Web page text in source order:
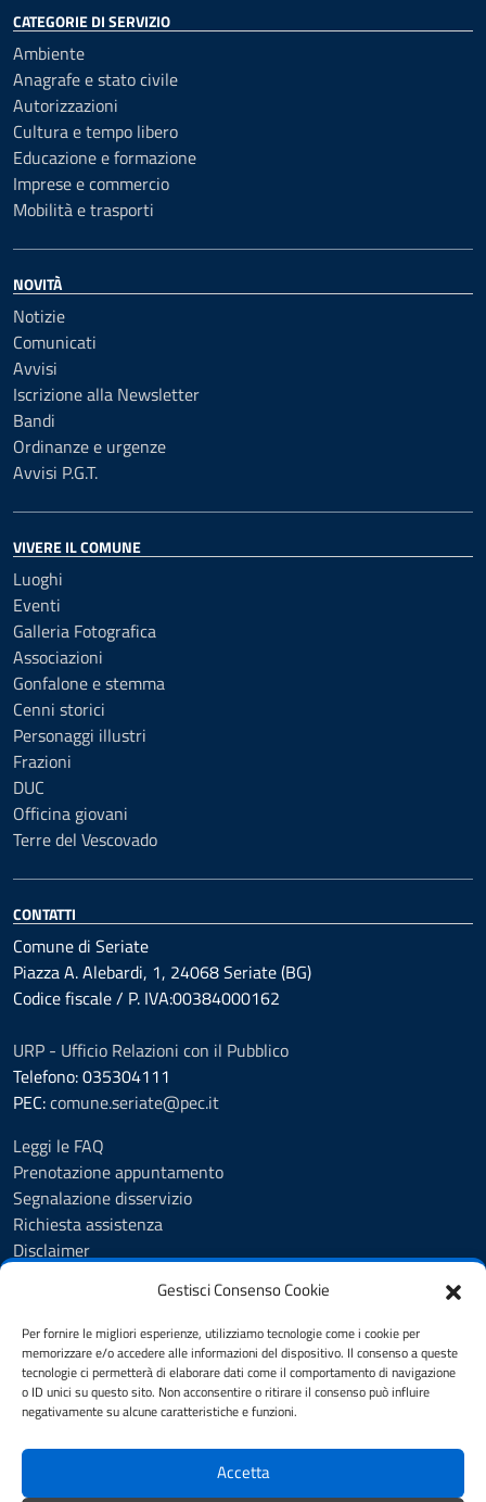
Gestisci Consenso Cookie
Per fornire le migliori esperienze, utilizziamo tecnologie come i cookie per
memorizzare e/o accedere alle informazioni del dispositivo. Il consenso a queste
tecnologie ci permetterà di elaborare dati come il comportamento di navigazione
o ID unici su questo sito. Non acconsentire o ritirare il consenso può influire
negativamente su alcune caratteristiche e funzioni.
Accetta
CATEGORIE DI SERVIZIO
Ambiente
Anagrafe e stato civile
Autorizzazioni
Cultura e tempo libero
Educazione e formazione
Imprese e commercio
Mobilità e trasporti
NOVITÀ
Notizie
Comunicati
Avvisi
Iscrizione alla Newsletter
Bandi
Ordinanze e urgenze
Avvisi P.G.T.
VIVERE IL COMUNE
Luoghi
Eventi
Galleria Fotografica
Associazioni
Gonfalone e stemma
Cenni storici
Personaggi illustri
Frazioni
DUC
Officina giovani
Terre del Vescovado
CONTATTI
Comune di Seriate
Piazza A. Alebardi, 1, 24068 Seriate (BG)
Codice fiscale / P. IVA:00384000162
URP - Ufficio Relazioni con il Pubblico
Telefono: 035304111
PEC:comune.seriate@pec.it
Leggi le FAQ
Prenotazione appuntamento
Segnalazione disservizio
Richiesta assistenza
Disclaimer
Cookie Policy
Informativa privacy
Dichiarazione di accessibilità
Note legali